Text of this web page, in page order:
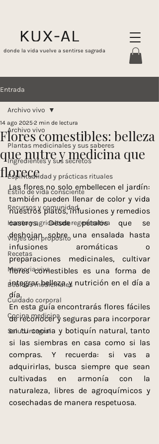
donde la vida vuelve a sentirse sagrada
Entrada
Archivo vivo
Plantas medicinales y sus saberes
Ingredientes y sus secretos
Espiritualidad y prácticas rituales
Estilo de vida consciente
Recursos y comunidad
Huerto y agricultura regenerativa
Viajes con propósito
Recetas
Memoria viva
Bebidas medicinales
Cuidado corporal
Cocina medicina
Salud integral
Archivo vivo
Flores comestibles: belleza
que nutre y medicina que
florece
14 ago 2025 2 min de lectura
Las flores no solo embellecen el jardín:
también pueden llenar de color y vida
nuestros platos, infusiones y remedios
caseros. Desde pétalos que se
deshojan sobre una ensalada hasta
infusiones aromáticas o
preparaciones medicinales, cultivar
flores comestibles es una forma de
integrar belleza y nutrición en el día a
día.
En esta guía encontrarás flores fáciles
de reconocer y seguras para incorporar
en tu cocina y botiquín natural, tanto
si las siembras en casa como si las
compras. Y recuerda: si vas a
adquirirlas, busca siempre que sean
cultivadas en armonía con la
naturaleza, libres de agroquímicos y
cosechadas de manera respetuosa.